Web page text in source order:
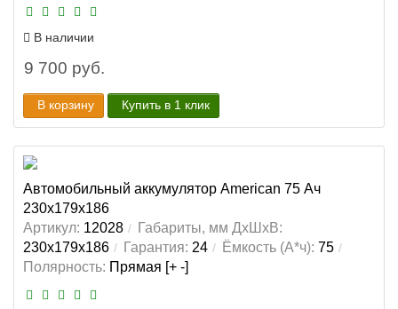
В наличии
9 700 руб.
В корзину Купить в 1 клик
Автомобильный аккумулятор American 75 Ач
230x179x186
Артикул: 12028
Габариты, мм ДхШхВ:
230x179x186
Гарантия: 24 Ёмкость (А*ч): 75
Полярность: Прямая [+ -]